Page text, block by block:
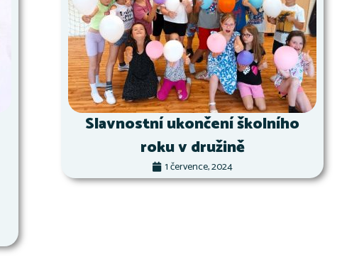
Slavnostní ukončení školního
roku v družině
1 července, 2024